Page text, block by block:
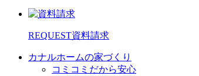
REQUEST資料請求
カナルホームの家づくり
コミコミだから安心